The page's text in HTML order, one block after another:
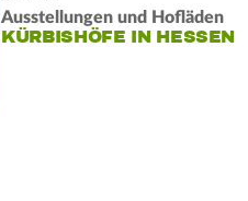
Ausstellungen und Hofläden
KÜRBISHÖFE IN HESSEN